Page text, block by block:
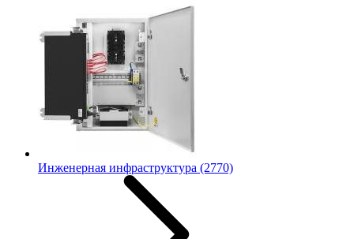
Инженерная инфраструктура (2770)